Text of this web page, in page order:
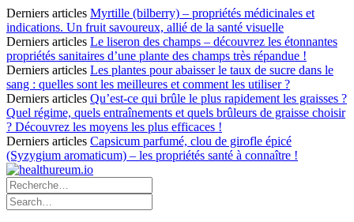
Derniers articles Myrtille (bilberry) – propriétés médicinales et
indications. Un fruit savoureux, allié de la santé visuelle
Derniers articles Le liseron des champs – découvrez les étonnantes
propriétés sanitaires d’une plante des champs très répandue !
Derniers articles Les plantes pour abaisser le taux de sucre dans le
sang : quelles sont les meilleures et comment les utiliser ?
Derniers articles Qu’est-ce qui brûle le plus rapidement les graisses ?
Quel régime, quels entraînements et quels brûleurs de graisse choisir
? Découvrez les moyens les plus efficaces !
Derniers articles Capsicum parfumé, clou de girofle épicé
(Syzygium aromaticum) – les propriétés santé à connaître !